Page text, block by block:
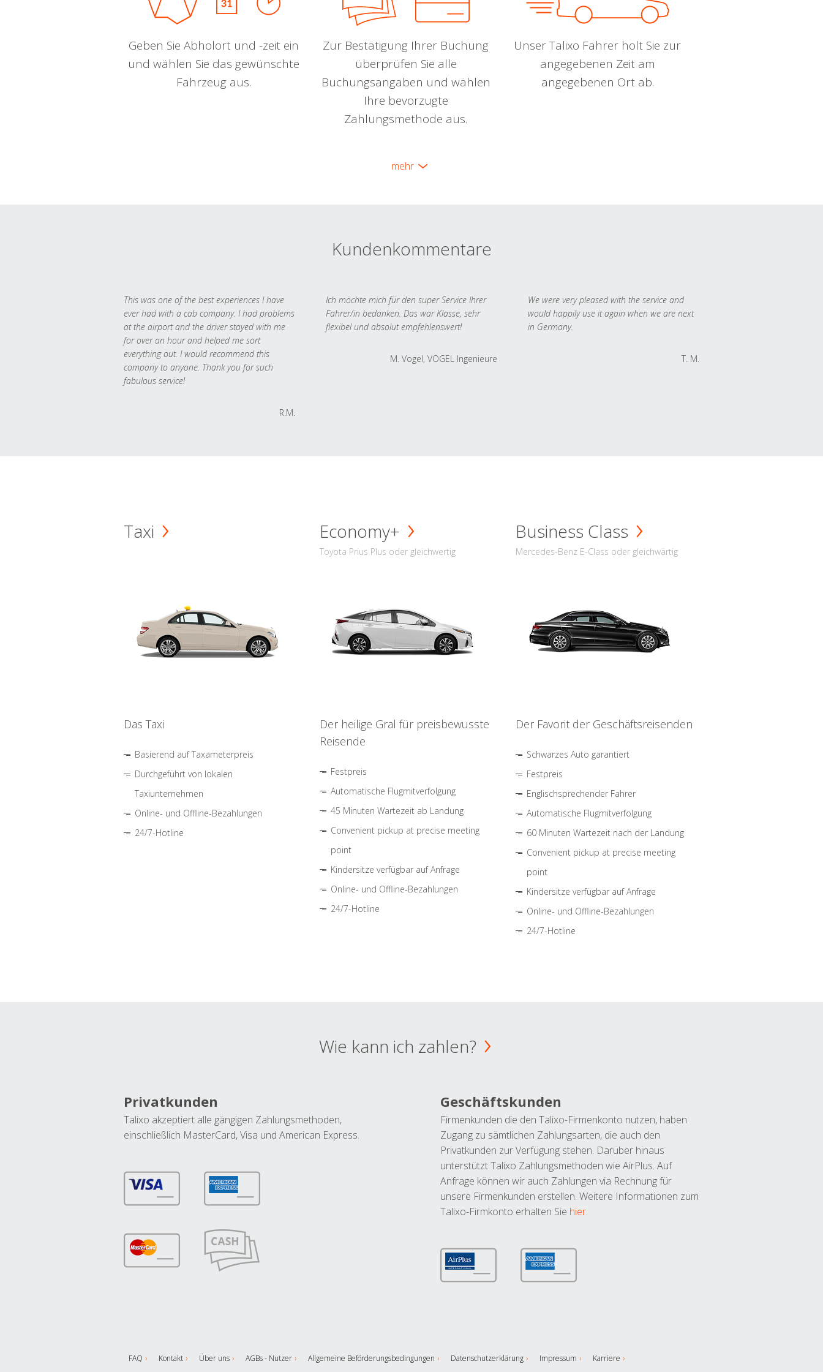
Geben Sie Abholort und -zeit ein
und wählen Sie das gewünschte
Fahrzeug aus.
Zur Bestätigung Ihrer Buchung
überprüfen Sie alle
Buchungsangaben und wählen
Ihre bevorzugte
Zahlungsmethode aus.
Unser Talixo Fahrer holt Sie zur
angegebenen Zeit am
angegebenen Ort ab.
mehr
Kundenkommentare
This was one of the best experiences I have
ever had with a cab company. I had problems
at the airport and the driver stayed with me
for over an hour and helped me sort
everything out. I would recommend this
company to anyone. Thank you for such
fabulous service!
R.M.
Ich möchte mich für den super Service Ihrer
Fahrer/in bedanken. Das war Klasse, sehr
flexibel und absolut empfehlenswert!
M. Vogel, VOGEL Ingenieure
We were very pleased with the service and
would happily use it again when we are next
in Germany.
T. M.
Taxi
Das Taxi
Basierend auf Taxameterpreis
Durchgeführt von lokalen
Taxiunternehmen
Online- und Offline-Bezahlungen
24/7-Hotline
Economy+
Toyota Prius Plus oder gleichwertig
Der heilige Gral für preisbewusste
Reisende
Festpreis
Automatische Flugmitverfolgung
45 Minuten Wartezeit ab Landung
Convenient pickup at precise meeting
point
Kindersitze verfügbar auf Anfrage
Online- und Offline-Bezahlungen
24/7-Hotline
Business Class
Mercedes-Benz E-Class oder gleichwärtig
Der Favorit der Geschäftsreisenden
Schwarzes Auto garantiert
Festpreis
Englischsprechender Fahrer
Automatische Flugmitverfolgung
60 Minuten Wartezeit nach der Landung
Convenient pickup at precise meeting
point
Kindersitze verfügbar auf Anfrage
Online- und Offline-Bezahlungen
24/7-Hotline
Wie kann ich zahlen?
Privatkunden
Talixo akzeptiert alle gängigen Zahlungsmethoden,
einschließlich MasterCard, Visa und American Express.
Geschäftskunden
Firmenkunden die den Talixo-Firmenkonto nutzen, haben
Zugang zu sämtlichen Zahlungsarten, die auch den
Privatkunden zur Verfügung stehen. Darüber hinaus
unterstützt Talixo Zahlungsmethoden wie AirPlus. Auf
Anfrage können wir auch Zahlungen via Rechnung für
unsere Firmenkunden erstellen. Weitere Informationen zum
Talixo-Firmkonto erhalten Sie hier.
FAQ Kontakt Über uns AGBs - Nutzer Allgemeine Beförderungsbedingungen Datenschutzerklärung Impressum Karriere